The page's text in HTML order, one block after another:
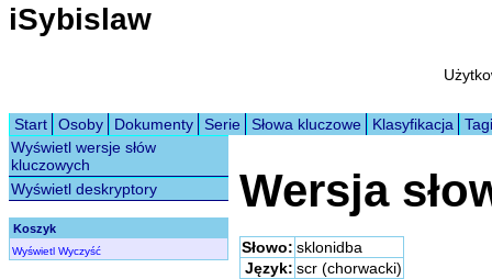
iSybislaw
Start Osoby Dokumenty Serie Słowa kluczowe Klasyfikacja
Tagi
Wyświetl wersje słów
kluczowych
Wyświetl deskryptory
Koszyk
Wyświetl Wyczyść
Wersja
Słowo: sklonidba
Język: scr (chorwacki)